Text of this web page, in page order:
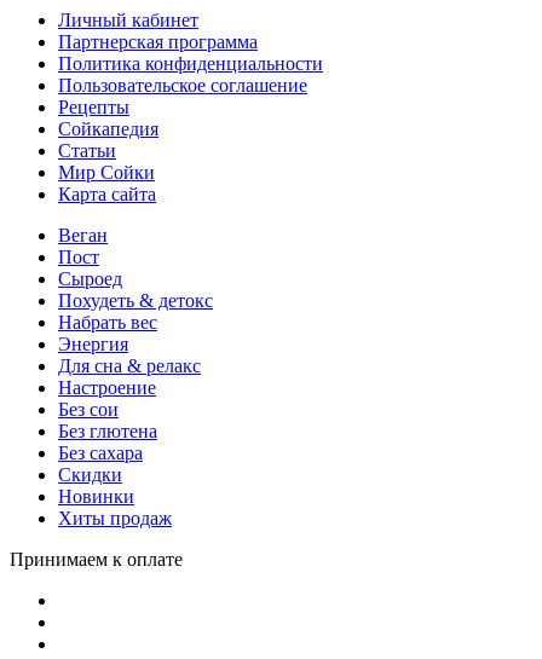
Личный кабинет
Партнерская программа
Политика конфиденциальности
Пользовательское соглашение
Рецепты
Сойкапедия
Статьи
Мир Сойки
Карта сайта
Веган
Пост
Сыроед
Похудеть & детокс
Набрать вес
Энергия
Для сна & релакс
Настроение
Без сои
Без глютена
Без сахара
Скидки
Новинки
Хиты продаж
Принимаем к оплате